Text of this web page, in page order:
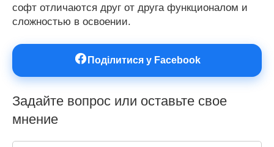
софт отличаются друг от друга функционалом и
сложностью в освоении.
Поділитися у Facebook
Задайте вопрос или оставьте свое
мнение